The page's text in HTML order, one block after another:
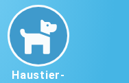
Haustier-